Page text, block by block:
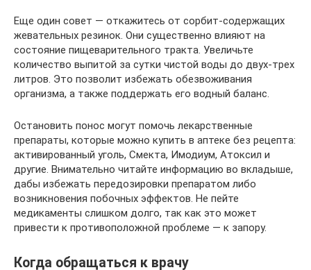
Еще один совет — откажитесь от сорбит-содержащих
жевательных резинок. Они существенно влияют на
состояние пищеварительного тракта. Увеличьте
количество выпитой за сутки чистой воды до двух-трех
литров. Это позволит избежать обезвоживания
организма, а также поддержать его водный баланс.
Остановить понос могут помочь лекарственные
препараты, которые можно купить в аптеке без рецепта:
активированный уголь, Смекта, Имодиум, Атоксил и
другие. Внимательно читайте информацию во вкладыше,
дабы избежать передозировки препаратом либо
возникновения побочных эффектов. Не пейте
медикаменты слишком долго, так как это может
привести к противоположной проблеме — к запору.
Когда обращаться к врачу